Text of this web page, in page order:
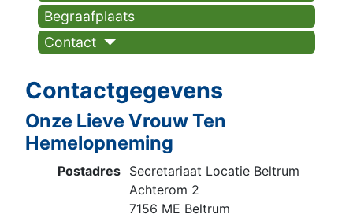
Begraafplaats
Contact
Contactgegevens
Onze Lieve Vrouw Ten
Hemelopneming
Postadres Secretariaat Locatie Beltrum
Achterom 2
7156 ME Beltrum